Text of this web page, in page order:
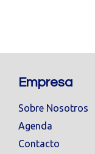
Empresa
Sobre Nosotros
Agenda
Contacto